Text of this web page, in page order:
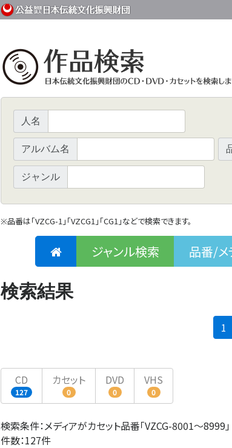
人名
アルバム名
ジャンル
※品番は「VZCG-1」「VZCG1」「CG1」などで検索できます。
ジャンル検索 品番/メ
検索結果
1
CD
127
カセット
0
DVD
0
VHS
0
検索条件：メディアがカセット品番「VZCG-8001〜8999」
件数：127件